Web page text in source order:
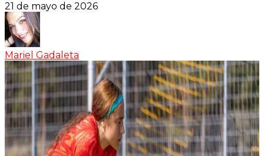
21 de mayo de 2026
Mariel Gadaleta